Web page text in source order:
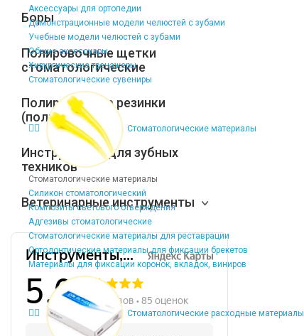
Аксессуары для ортопедии
Демонстрационные модели челюстей с зубами
Учебные модели челюстей с зубами
Общие аксессуары
Хирургические тренажеры
Стоматологические сувениры
Стоматологические материалы
Стоматологические материалы
Силикон стоматологический
Композиты светового отверждения
Адгезивы стоматологические
Стоматологические материалы для реставрации
Ортодонтические материалы для фиксации брекетов
Материалы для фиксации коронок, вкладок, виниров
Стоматологические расходные материалы
Боры
Полировочные щетки
стоматологические
Полировочные резинки
(полиры)
Инструменты для зубных
техников
Ветеринарные инструменты